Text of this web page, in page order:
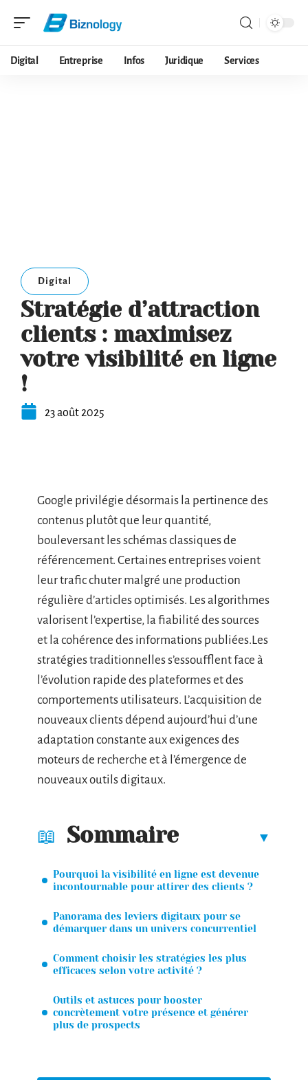
Digital Entreprise Infos Juridique Services
Digital
Stratégie d’attraction
clients : maximisez
votre visibilité en ligne
!
23 août 2025
Google privilégie désormais la pertinence des
contenus plutôt que leur quantité,
bouleversant les schémas classiques de
référencement. Certaines entreprises voient
leur trafic chuter malgré une production
régulière d’articles optimisés. Les algorithmes
valorisent l’expertise, la fiabilité des sources
et la cohérence des informations publiées.Les
stratégies traditionnelles s’essoufflent face à
l’évolution rapide des plateformes et des
comportements utilisateurs. L’acquisition de
nouveaux clients dépend aujourd’hui d’une
adaptation constante aux exigences des
moteurs de recherche et à l’émergence de
nouveaux outils digitaux.
Sommaire
Pourquoi la visibilité en ligne est devenue
incontournable pour attirer des clients ?
Panorama des leviers digitaux pour se
démarquer dans un univers concurrentiel
Comment choisir les stratégies les plus
efficaces selon votre activité ?
Outils et astuces pour booster
concrètement votre présence et générer
plus de prospects